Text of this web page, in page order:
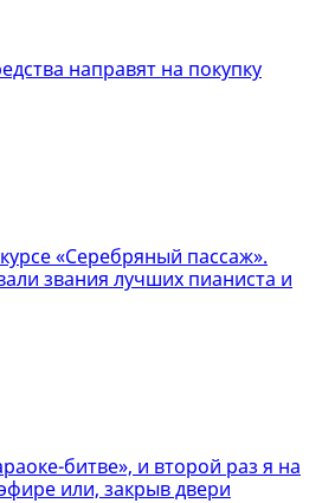
направят на покупку
«Серебряный пассаж».
звания лучших пианиста и
битве», и второй раз я на
или, закрыв двери